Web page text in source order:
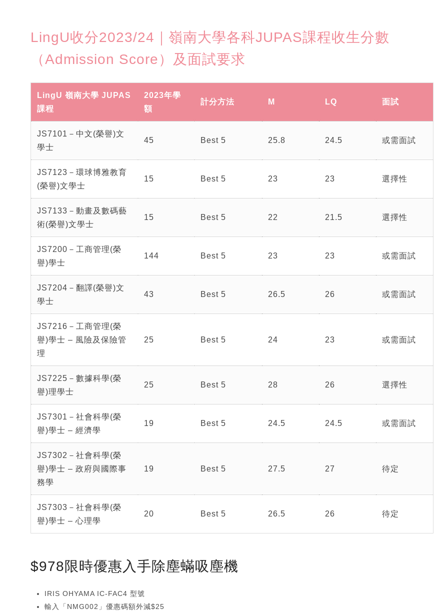
LingU收分2023/24｜嶺南大學各科JUPAS課程收生分數
（Admission Score）及面試要求
LingU 嶺南大學 JUPAS
課程
2023年學
額
計分方法 M LQ 面試
JS7101－中文(榮譽)文
學士
45 Best 5 25.8 24.5 或需面試
JS7123－環球博雅教育
(榮譽)文學士
15 Best 5 23 23 選擇性
JS7133－動畫及數碼藝
術(榮譽)文學士
15 Best 5 22 21.5 選擇性
JS7200－工商管理(榮
譽)學士
144 Best 5 23 23 或需面試
JS7204－翻譯(榮譽)文
學士
43 Best 5 26.5 26 或需面試
JS7216－工商管理(榮
譽)學士 – 風險及保險管
理
25 Best 5 24 23 或需面試
JS7225－數據科學(榮
譽)理學士
25 Best 5 28 26 選擇性
JS7301－社會科學(榮
譽)學士 – 經濟學
19 Best 5 24.5 24.5 或需面試
JS7302－社會科學(榮
譽)學士 – 政府與國際事
務學
19 Best 5 27.5 27 待定
JS7303－社會科學(榮
譽)學士 – 心理學
20 Best 5 26.5 26 待定
$978限時優惠入手除塵蟎吸塵機
IRIS OHYAMA IC-FAC4 型號
輸入「NMG002」優惠碼額外減$25